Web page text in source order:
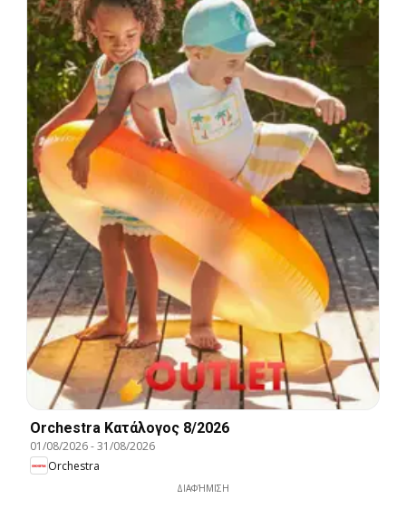
Orchestra Kατάλογος 8/2026
01/08/2026-31/08/2026
Orchestra
ΔΙΑΦΉΜΙΣΗ